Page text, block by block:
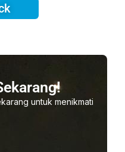
untuk menikmati